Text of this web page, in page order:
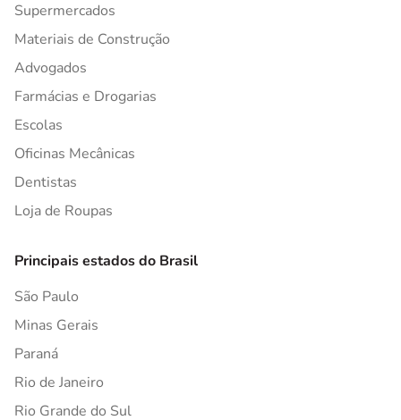
Supermercados
Materiais de Construção
Advogados
Farmácias e Drogarias
Escolas
Oficinas Mecânicas
Dentistas
Loja de Roupas
Principais estados do Brasil
São Paulo
Minas Gerais
Paraná
Rio de Janeiro
Rio Grande do Sul